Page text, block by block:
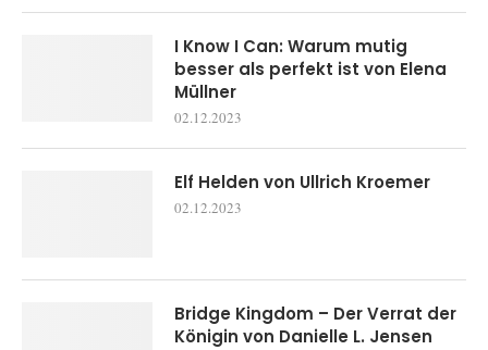
I Know I Can: Warum mutig
besser als perfekt ist von Elena
Müllner
02.12.2023
Elf Helden von Ullrich Kroemer
02.12.2023
Bridge Kingdom – Der Verrat der
Königin von Danielle L. Jensen